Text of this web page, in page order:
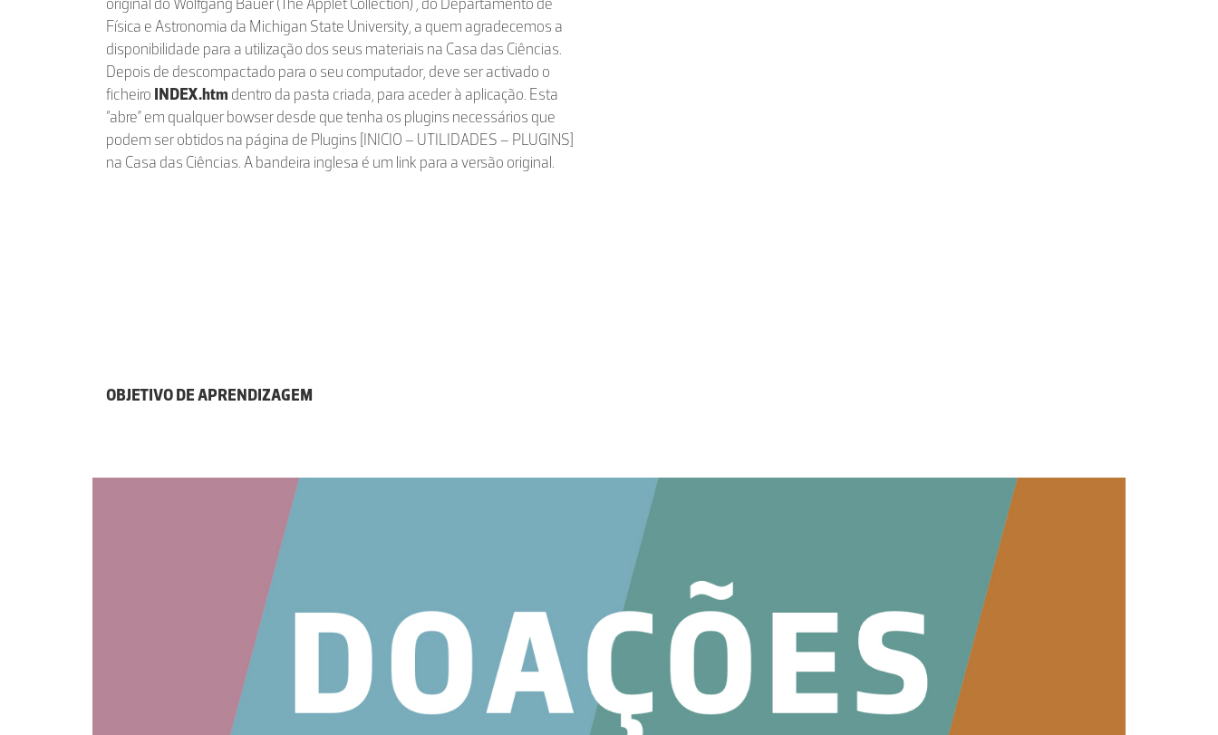
Física e Astronomia da Michigan State University, a quem agradecemos a
disponibilidade para a utilização dos seus materiais na Casa das Ciências.
Depois de descompactado para o seu computador, deve ser activado o
ficheiro INDEX.htm dentro da pasta criada, para aceder à aplicação. Esta
“abre” em qualquer bowser desde que tenha os plugins necessários que
podem ser obtidos na página de Plugins [INICIO – UTILIDADES – PLUGINS]
na Casa das Ciências. A bandeira inglesa é um link para a versão original.
OBJETIVO DE APRENDIZAGEM